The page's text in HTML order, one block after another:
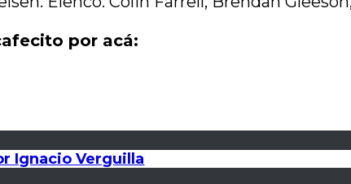
por acá:
Ignacio Verguilla